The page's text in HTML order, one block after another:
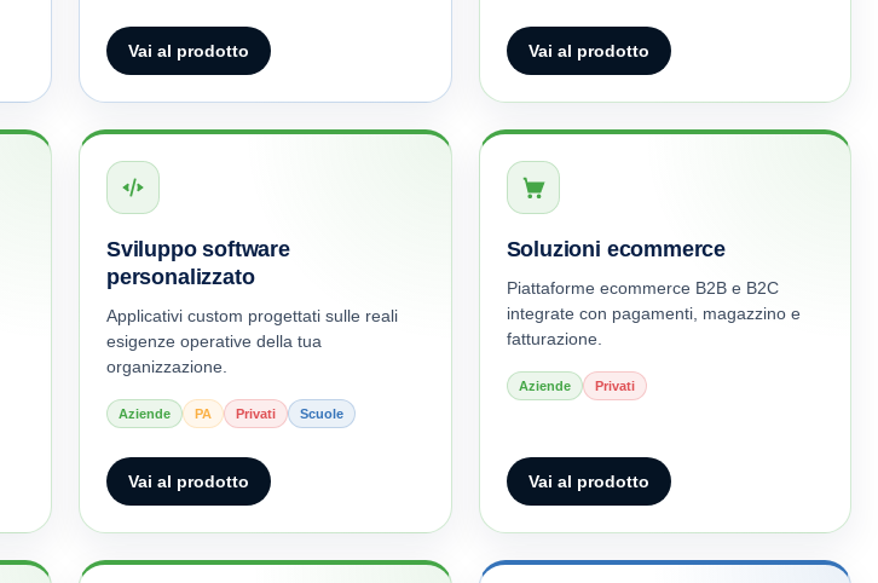
Vai al prodotto Vai al prodotto
Sviluppo software
personalizzato
Applicativi custom progettati sulle reali
esigenze operative della tua
organizzazione.
Aziende PA Privati Scuole
Vai al prodotto
Soluzioni ecommerce
Piattaforme ecommerce B2B e B2C
integrate con pagamenti, magazzino e
fatturazione.
Aziende Privati
Vai al prodotto